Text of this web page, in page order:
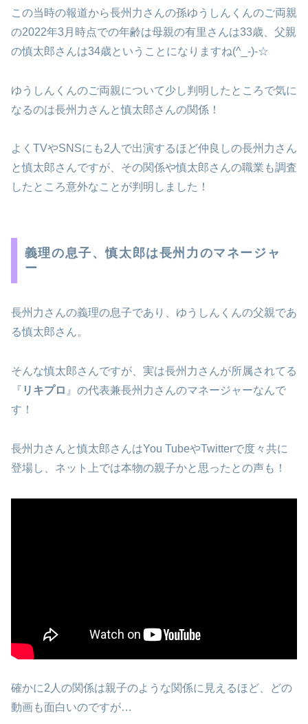
この当時の報道から長州力さんの孫ゆうしんくんのご両親
の2022年3月時点での年齢は母親の有里さんは33歳、父親
の慎太郎さんは34歳ということになりますね(^_-)-☆
ゆうしんくんのご両親について少し判明したところで気に
なるのは長州力さんと慎太郎さんの関係！
よくTVやSNSにも2人で出演するほど仲良しの長州力さん
と慎太郎さんですが、その関係や慎太郎さんの職業も調査
したところ意外なことが判明しました！
義理の息子、慎太郎は長州力のマネージャ
ー
長州力さんの義理の息子であり、ゆうしんくんの父親であ
る慎太郎さん。
そんな慎太郎さんですが、実は長州力さんが所属されてる
『 リキプロ 』の代表兼長州力さんのマネージャーなんで
す！
長州力さんと慎太郎さんはYou TubeやTwitterで度々共に
登場し、ネット上では本物の親子かと思ったとの声も！
確かに2人の関係は親子のような関係に見えるほど、どの
動画も面白いのですが…